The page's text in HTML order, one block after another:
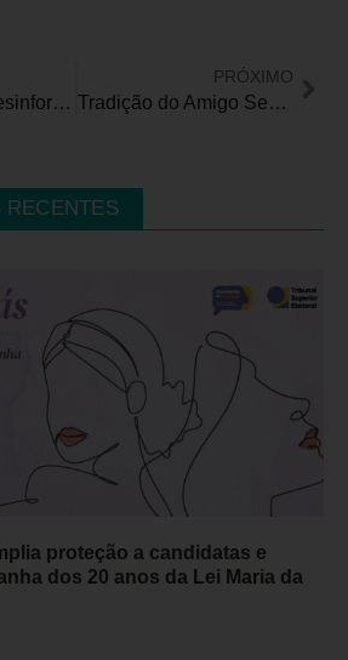
Preconceito e desinformação são obstáculos para se debater a vida sexual de idosos
PRÓXIMO
Tradição do Amigo Secreto faz parte da campanha de Natal na Fundação Dorina Nowill
RECENTES
proteção a candidatas e
dos 20 anos da Lei Maria da